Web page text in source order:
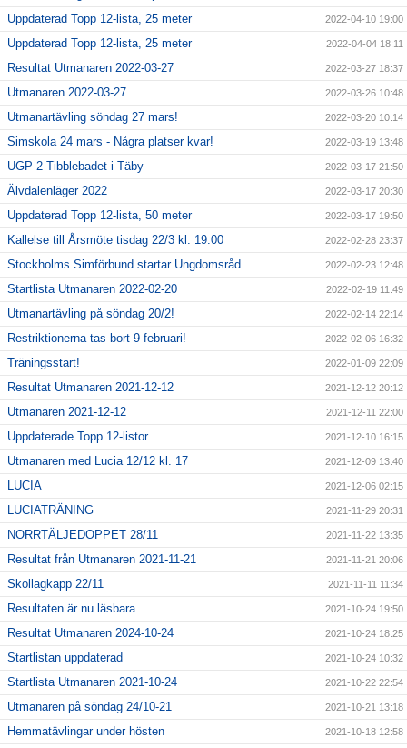
Uppdaterad Topp 12-lista, 25 meter 2022-04-10 19:00
Uppdaterad Topp 12-lista, 25 meter 2022-04-04 18:11
Resultat Utmanaren 2022-03-27 2022-03-27 18:37
Utmanaren 2022-03-27 2022-03-26 10:48
Utmanartävling söndag 27 mars! 2022-03-20 10:14
Simskola 24 mars - Några platser kvar! 2022-03-19 13:48
UGP 2 Tibblebadet i Täby 2022-03-17 21:50
Älvdalenläger 2022 2022-03-17 20:30
Uppdaterad Topp 12-lista, 50 meter 2022-03-17 19:50
Kallelse till Årsmöte tisdag 22/3 kl. 19.00 2022-02-28 23:37
Stockholms Simförbund startar Ungdomsråd 2022-02-23 12:48
Startlista Utmanaren 2022-02-20 2022-02-19 11:49
Utmanartävling på söndag 20/2! 2022-02-14 22:14
Restriktionerna tas bort 9 februari! 2022-02-06 16:32
Träningsstart! 2022-01-09 22:09
Resultat Utmanaren 2021-12-12 2021-12-12 20:12
Utmanaren 2021-12-12 2021-12-11 22:00
Uppdaterade Topp 12-listor 2021-12-10 16:15
Utmanaren med Lucia 12/12 kl. 17 2021-12-09 13:40
LUCIA 2021-12-06 02:15
LUCIATRÄNING 2021-11-29 20:31
NORRTÄLJEDOPPET 28/11 2021-11-22 13:35
Resultat från Utmanaren 2021-11-21 2021-11-21 20:06
Skollagkapp 22/11 2021-11-11 11:34
Resultaten är nu läsbara 2021-10-24 19:50
Resultat Utmanaren 2024-10-24 2021-10-24 18:25
Startlistan uppdaterad 2021-10-24 10:32
Startlista Utmanaren 2021-10-24 2021-10-22 22:54
Utmanaren på söndag 24/10-21 2021-10-21 13:18
Hemmatävlingar under hösten 2021-10-18 12:58